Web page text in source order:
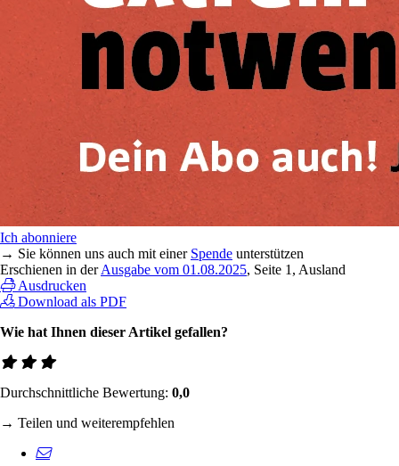
Ich abonniere
→ Sie können uns auch mit einer Spende unterstützen
Erschienen in derAusgabe vom 01.08.2025, Seite 1, Ausland
Ausdrucken
Download als PDF
Wie hat Ihnen dieser Artikel gefallen?
Durchschnittliche Bewertung: 0,0
→ Teilen und weiterempfehlen